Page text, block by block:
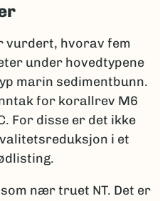
vurdert, hvorav fem
under hovedtypene
marin sedimentbunn.
for korallrev M6
For disse er det ikke
i et
nær truet NT. Det er